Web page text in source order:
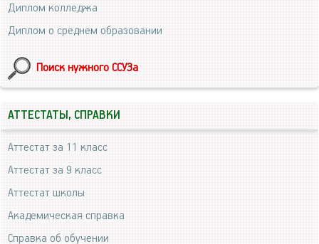
Диплом колледжа
Диплом о среднем образовании
Поиск нужного ССУЗа
АТТЕСТАТЫ, СПРАВКИ
Аттестат за 11 класс
Аттестат за 9 класс
Аттестат школы
Академическая справка
Справка об обучении